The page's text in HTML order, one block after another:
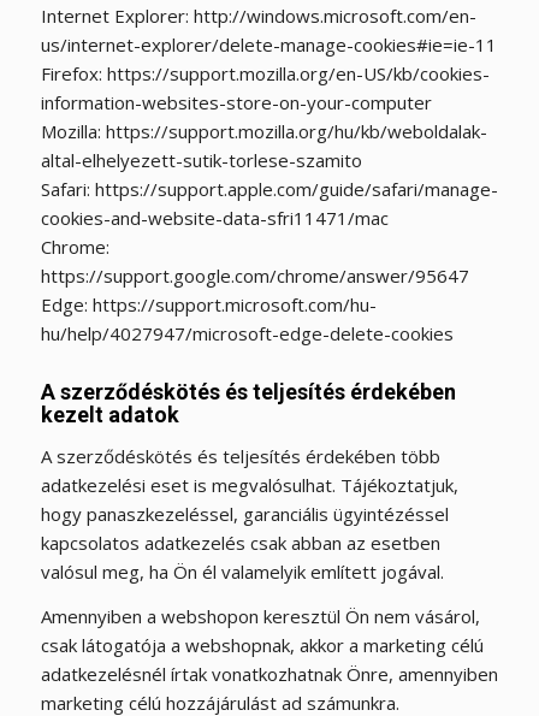
Internet Explorer: http://windows.microsoft.com/en-
us/internet-explorer/delete-manage-cookies#ie=ie-11
Firefox: https://support.mozilla.org/en-US/kb/cookies-
information-websites-store-on-your-computer
Mozilla: https://support.mozilla.org/hu/kb/weboldalak-
altal-elhelyezett-sutik-torlese-szamito
Safari: https://support.apple.com/guide/safari/manage-
cookies-and-website-data-sfri11471/mac
Chrome:
https://support.google.com/chrome/answer/95647
Edge: https://support.microsoft.com/hu-
hu/help/4027947/microsoft-edge-delete-cookies
A szerződéskötés és teljesítés érdekében
kezelt adatok
A szerződéskötés és teljesítés érdekében több
adatkezelési eset is megvalósulhat. Tájékoztatjuk,
hogy panaszkezeléssel, garanciális ügyintézéssel
kapcsolatos adatkezelés csak abban az esetben
valósul meg, ha Ön él valamelyik említett jogával.
Amennyiben a webshopon keresztül Ön nem vásárol,
csak látogatója a webshopnak, akkor a marketing célú
adatkezelésnél írtak vonatkozhatnak Önre, amennyiben
marketing célú hozzájárulást ad számunkra.